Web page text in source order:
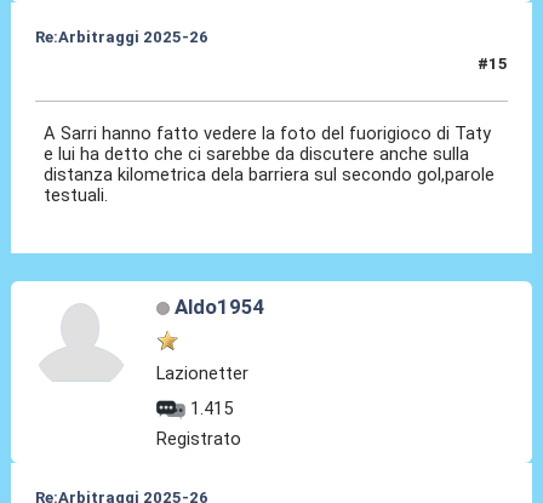
Re:Arbitraggi 2025-26
#15
A Sarri hanno fatto vedere la foto del fuorigioco di Taty
e lui ha detto che ci sarebbe da discutere anche sulla
distanza kilometrica dela barriera sul secondo gol,parole
testuali.
Aldo1954
Lazionetter
1.415
Registrato
Re:Arbitraggi 2025-26